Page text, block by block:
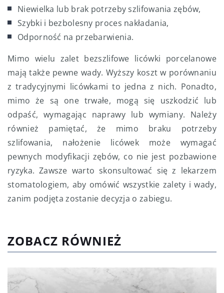
Niewielka lub brak potrzeby szlifowania zębów,
Szybki i bezbolesny proces nakładania,
Odporność na przebarwienia.
Mimo wielu zalet bezszlifowe licówki porcelanowe
mają także pewne wady. Wyższy koszt w porównaniu
z tradycyjnymi licówkami to jedna z nich. Ponadto,
mimo że są one trwałe, mogą się uszkodzić lub
odpaść, wymagając naprawy lub wymiany. Należy
również pamiętać, że mimo braku potrzeby
szlifowania, nałożenie licówek może wymagać
pewnych modyfikacji zębów, co nie jest pozbawione
ryzyka. Zawsze warto skonsultować się z lekarzem
stomatologiem, aby omówić wszystkie zalety i wady,
zanim podjęta zostanie decyzja o zabiegu.
ZOBACZ RÓWNIEŻ